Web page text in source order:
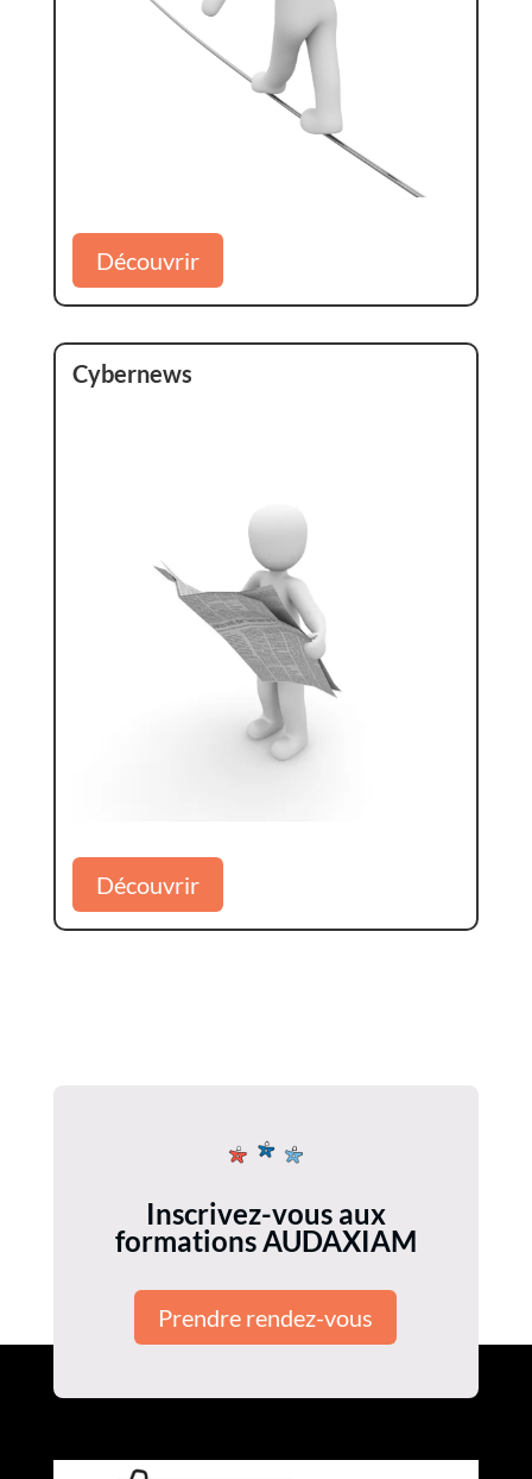
Découvrir
Cybernews
Découvrir
Inscrivez-vous aux
formations AUDAXIAM
Prendre rendez-vous